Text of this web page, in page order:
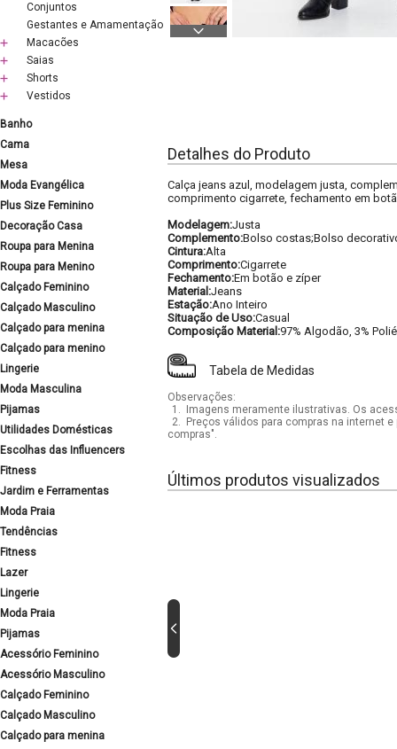
Conjuntos
Gestantes e Amamentação
Macacões
Saias
Shorts
Vestidos
Banho
Cama
Mesa
Moda Evangélica
Plus Size Feminino
Decoração Casa
Roupa para Menina
Roupa para Menino
Calçado Feminino
Calçado Masculino
Calçado para menina
Calçado para menino
Lingerie
Moda Masculina
Pijamas
Utilidades Domésticas
Escolhas das Influencers
Fitness
Jardim e Ferramentas
Moda Praia
Tendências
Fitness
Lazer
Lingerie
Moda Praia
Pijamas
Acessório Feminino
Acessório Masculino
Calçado Feminino
Calçado Masculino
Calçado para menina
Detalhes do Produto
Calça jeans azul, modelagem justa,
comprimento cigarrete, fechamento em
Modelagem:Justa
Complemento:Bolso costas;Bolso
Cintura:Alta
Comprimento:Cigarrete
Fechamento:Em botão e zíper
Material:Jeans
Estação:Ano Inteiro
Situação de Uso:Casual
Composição Material:97% Algodão, 3%
Tabela de Medidas
Observações:
1.
Imagens meramente ilustrativas. Os
2.
Preços válidos para compras na internet
compras".
Últimos produtos visualizados